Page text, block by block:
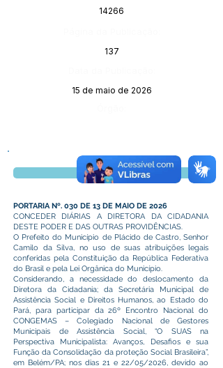
14266
137
15 de maio de 2026
Visualizar
PORTARIA Nº. 030 DE 13 DE MAIO DE 2026
CONCEDER DIÁRIAS A DIRETORA DA CIDADANIA
DESTE PODER E DAS OUTRAS PROVIDÊNCIAS.
O Prefeito do Município de Plácido de Castro, Senhor
Camilo da Silva, no uso de suas atribuições legais
conferidas pela Constituição da República Federativa
do Brasil e pela Lei Orgânica do Município.
Considerando, a necessidade do deslocamento da
Diretora da Cidadania; da Secretária Municipal de
Assistência Social e Direitos Humanos, ao Estado do
Pará, para participar da 26º Encontro Nacional do
CONGEMAS – Colegiado Nacional de Gestores
Municipais de Assistência Social, “O SUAS na
Perspectiva Municipalista: Avanços, Desafios e sua
Função da Consolidação da proteção Social Brasileira”,
em Belém/PA; nos dias 21 e 22/05/2026, devido ao